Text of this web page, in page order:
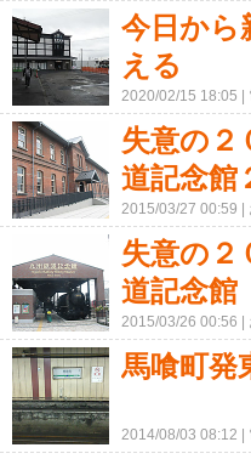
今日から
える
2020/02/15 18:05
失意の
道記念館
2015/03/27 00:59
失意の
道記念館
2015/03/26 00:56
馬喰町発
2014/08/03 08:12